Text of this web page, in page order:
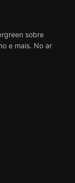
sobre
e mais. No ar